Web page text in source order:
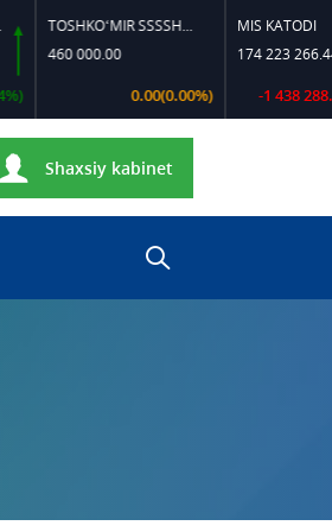
TOSHKO‘MIR SSSSH-13
460 000.00
0.00(0.00%)
MIS KATODI
174 223 266.44
-1 438
Shaxsiy kabinet